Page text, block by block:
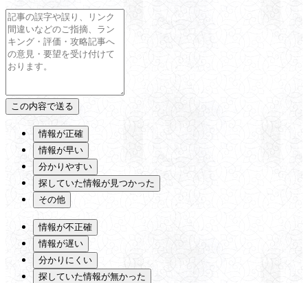
情報が正確
情報が早い
分かりやすい
探していた情報が見つかった
その他
情報が不正確
情報が遅い
分かりにくい
探していた情報が無かった